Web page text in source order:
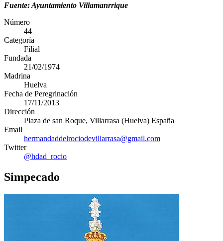
Fuente: Ayuntamiento Villamanrrique
Número
44
Categoría
Filial
Fundada
21/02/1974
Madrina
Huelva
Fecha de Peregrinación
17/11/2013
Dirección
Plaza de san Roque, Villarrasa (Huelva) España
Email
hermandaddelrociodevillarrasa@gmail.com
Twitter
@hdad_rocio
Simpecado